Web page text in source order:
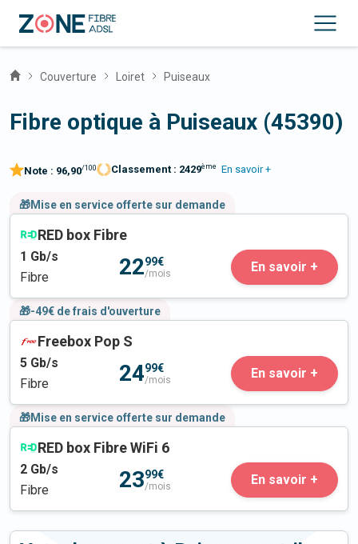
Couverture Loiret Puiseaux
Fibre optique à Puiseaux (45390)
Note : 96,90/100 Classement : 2429ème En savoir +
🎁Mise en service offerte sur demande
RED box Fibre
1 Gb/s
Fibre
2299€
/mois En savoir +
🎁-49€ de frais d'ouverture
Freebox Pop S
5 Gb/s
Fibre
2499€
/mois En savoir +
🎁Mise en service offerte sur demande
RED box Fibre WiFi 6
2 Gb/s
Fibre
2399€
/mois En savoir +